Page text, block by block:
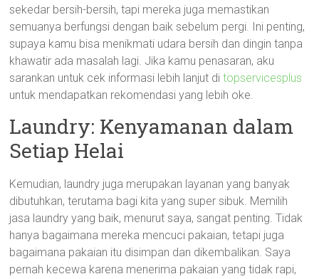
sekedar bersih-bersih, tapi mereka juga memastikan
semuanya berfungsi dengan baik sebelum pergi. Ini penting,
supaya kamu bisa menikmati udara bersih dan dingin tanpa
khawatir ada masalah lagi. Jika kamu penasaran, aku
sarankan untuk cek informasi lebih lanjut ditopservicesplus
untuk mendapatkan rekomendasi yang lebih oke.
Laundry: Kenyamanan dalam
Setiap Helai
Kemudian, laundry juga merupakan layanan yang banyak
dibutuhkan, terutama bagi kita yang super sibuk. Memilih
jasa laundry yang baik, menurut saya, sangat penting. Tidak
hanya bagaimana mereka mencuci pakaian, tetapi juga
bagaimana pakaian itu disimpan dan dikembalikan. Saya
pernah kecewa karena menerima pakaian yang tidak rapi,